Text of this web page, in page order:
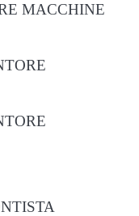
MACCHINE